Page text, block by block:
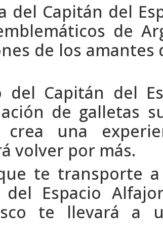
del Capitán del
de
de los amantes
del Capitán del
de galletas
crea una
volver por más.
te transporte
Espacio
te llevará a